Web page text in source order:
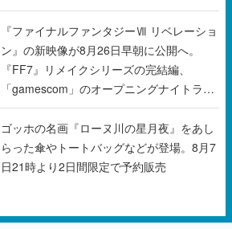
『FF7』リメイクシリーズの完結編、
「gamescom」のオープニングナイトライ
ブにてディレクターの浜口直樹氏が登壇す
る予定
ゴッホの名画『ローヌ川の星月夜』をあし
らった傘やトートバッグなどが登場。8月7
日21時より2日間限定で予約販売